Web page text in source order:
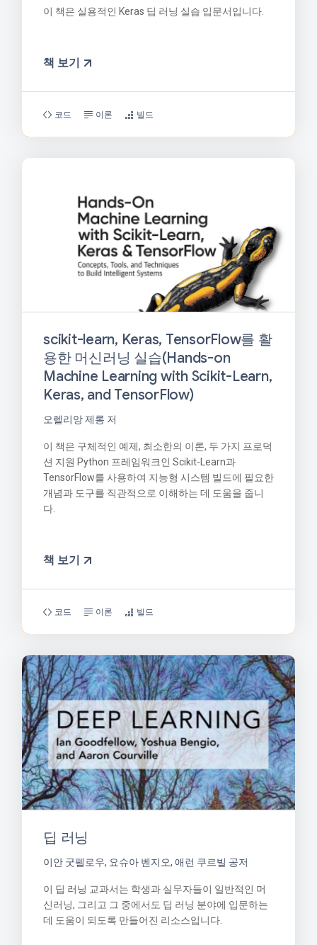
이 책은 실용적인 Keras 딥 러닝 실습 입문서입니다.
책 보기
코드 이론 빌드
scikit-learn, Keras, TensorFlow를 활
용한 머신러닝 실습(Hands-on
Machine Learning with Scikit-Learn,
Keras, and TensorFlow)
오렐리앙 제롱 저
이 책은 구체적인 예제, 최소한의 이론, 두 가지 프로덕
션 지원 Python 프레임워크인 Scikit-Learn과
TensorFlow를 사용하여 지능형 시스템 빌드에 필요한
개념과 도구를 직관적으로 이해하는 데 도움을 줍니
다.
책 보기
코드 이론 빌드
딥 러닝
이안 굿펠로우, 요슈아 벤지오, 애런 쿠르빌 공저
이 딥 러닝 교과서는 학생과 실무자들이 일반적인 머
신러닝, 그리고 그 중에서도 딥 러닝 분야에 입문하는
데 도움이 되도록 만들어진 리소스입니다.